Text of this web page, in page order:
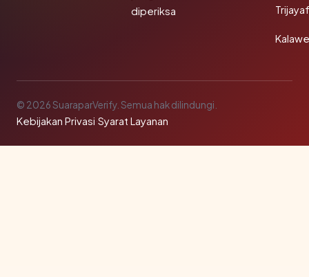
diperiksa
© 2026 SuaraparVerify. Semua hak dilindungi.
Kebijakan Privasi·Syarat Layanan